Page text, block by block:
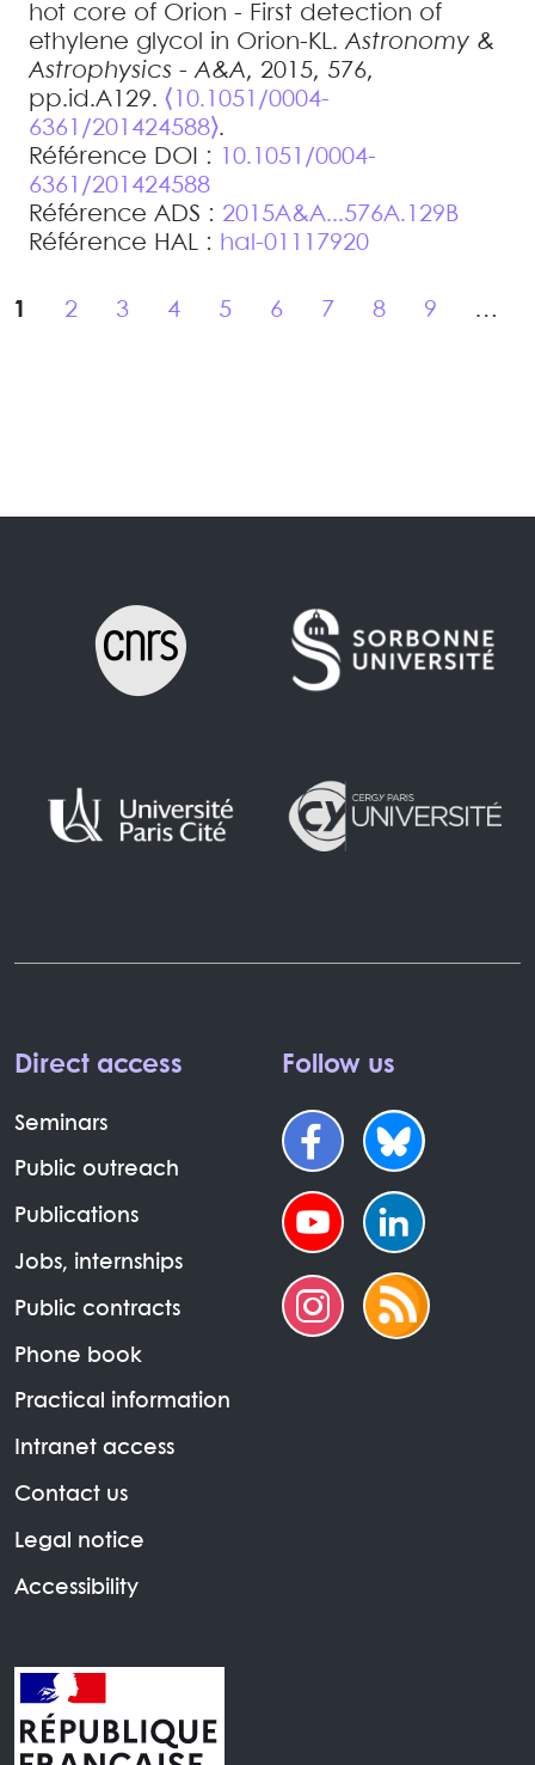
hot core of Orion - First detection of
ethylene glycol in Orion-KL.Astronomy &
Astrophysics - A&A, 2015, 576,
pp.id.A129. ⟨10.1051/0004-
6361/201424588⟩.
Référence DOI :
10.1051/0004-
6361/201424588
Référence ADS : 2015A&A...576A.129B
Référence HAL : hal-01117920
1 2 3 4 5 6 7 8 9 …
Direct access
Seminars
Public outreach
Publications
Jobs, internships
Public contracts
Phone book
Practical information
Intranet access
Contact us
Legal notice
Accessibility
Follow us